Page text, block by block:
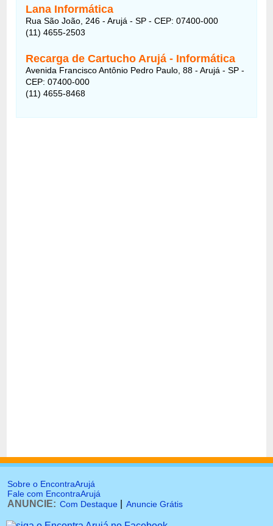
Lana Informática
Rua São João, 246 - Arujá - SP - CEP: 07400-000
(11) 4655-2503
Recarga de Cartucho Arujá - Informática
Avenida Francisco Antônio Pedro Paulo, 88 - Arujá - SP -
CEP: 07400-000
(11) 4655-8468
Sobre o EncontraArujá
Fale com EncontraArujá
ANUNCIE: Com Destaque Anuncie Grátis